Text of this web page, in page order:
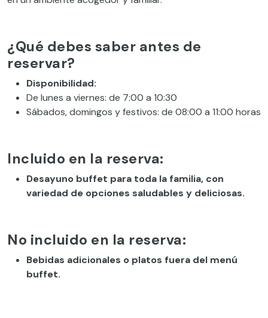
¿Qué debes saber antes de
reservar?
Disponibilidad:
De lunes a viernes: de 7:00 a 10:30
Sábados, domingos y festivos: de 08:00 a 11:00 horas
Incluido en la reserva:
Desayuno buffet para toda la familia, con
variedad de opciones saludables y deliciosas.
No incluido en la reserva:
Bebidas adicionales o platos fuera del menú
buffet.